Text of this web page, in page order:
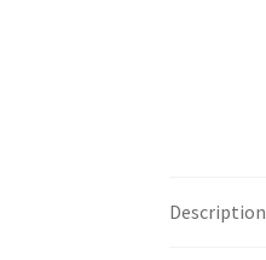
Description